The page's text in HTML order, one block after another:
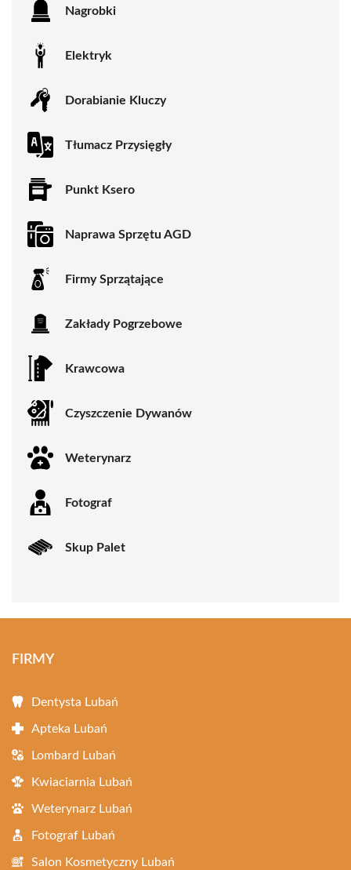
Nagrobki
Elektryk
Dorabianie Kluczy
Tłumacz Przysięgły
Punkt Ksero
Naprawa Sprzętu AGD
Firmy Sprzątające
Zakłady Pogrzebowe
Krawcowa
Czyszczenie Dywanów
Weterynarz
Fotograf
Skup Palet
FIRMY
Dentysta Lubań
Apteka Lubań
Lombard Lubań
Kwiaciarnia Lubań
Weterynarz Lubań
Fotograf Lubań
Salon Kosmetyczny Lubań